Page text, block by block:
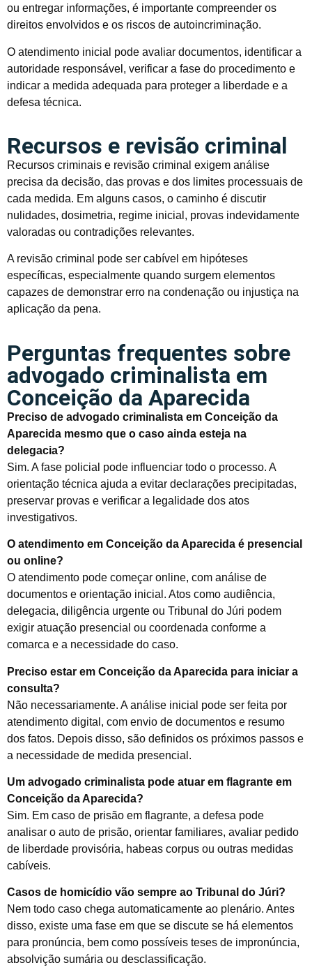
ou entregar informações, é importante compreender os
direitos envolvidos e os riscos de autoincriminação.
O atendimento inicial pode avaliar documentos, identificar a
autoridade responsável, verificar a fase do procedimento e
indicar a medida adequada para proteger a liberdade e a
defesa técnica.
Recursos e revisão criminal
Recursos criminais e revisão criminal exigem análise
precisa da decisão, das provas e dos limites processuais de
cada medida. Em alguns casos, o caminho é discutir
nulidades, dosimetria, regime inicial, provas indevidamente
valoradas ou contradições relevantes.
A revisão criminal pode ser cabível em hipóteses
específicas, especialmente quando surgem elementos
capazes de demonstrar erro na condenação ou injustiça na
aplicação da pena.
Perguntas frequentes sobre
advogado criminalista em
Conceição da Aparecida
Preciso de advogado criminalista em Conceição da
Aparecida mesmo que o caso ainda esteja na
delegacia?
Sim. A fase policial pode influenciar todo o processo. A
orientação técnica ajuda a evitar declarações precipitadas,
preservar provas e verificar a legalidade dos atos
investigativos.
O atendimento em Conceição da Aparecida é presencial
ou online?
O atendimento pode começar online, com análise de
documentos e orientação inicial. Atos como audiência,
delegacia, diligência urgente ou Tribunal do Júri podem
exigir atuação presencial ou coordenada conforme a
comarca e a necessidade do caso.
Preciso estar em Conceição da Aparecida para iniciar a
consulta?
Não necessariamente. A análise inicial pode ser feita por
atendimento digital, com envio de documentos e resumo
dos fatos. Depois disso, são definidos os próximos passos e
a necessidade de medida presencial.
Um advogado criminalista pode atuar em flagrante em
Conceição da Aparecida?
Sim. Em caso de prisão em flagrante, a defesa pode
analisar o auto de prisão, orientar familiares, avaliar pedido
de liberdade provisória, habeas corpus ou outras medidas
cabíveis.
Casos de homicídio vão sempre ao Tribunal do Júri?
Nem todo caso chega automaticamente ao plenário. Antes
disso, existe uma fase em que se discute se há elementos
para pronúncia, bem como possíveis teses de impronúncia,
absolvição sumária ou desclassificação.